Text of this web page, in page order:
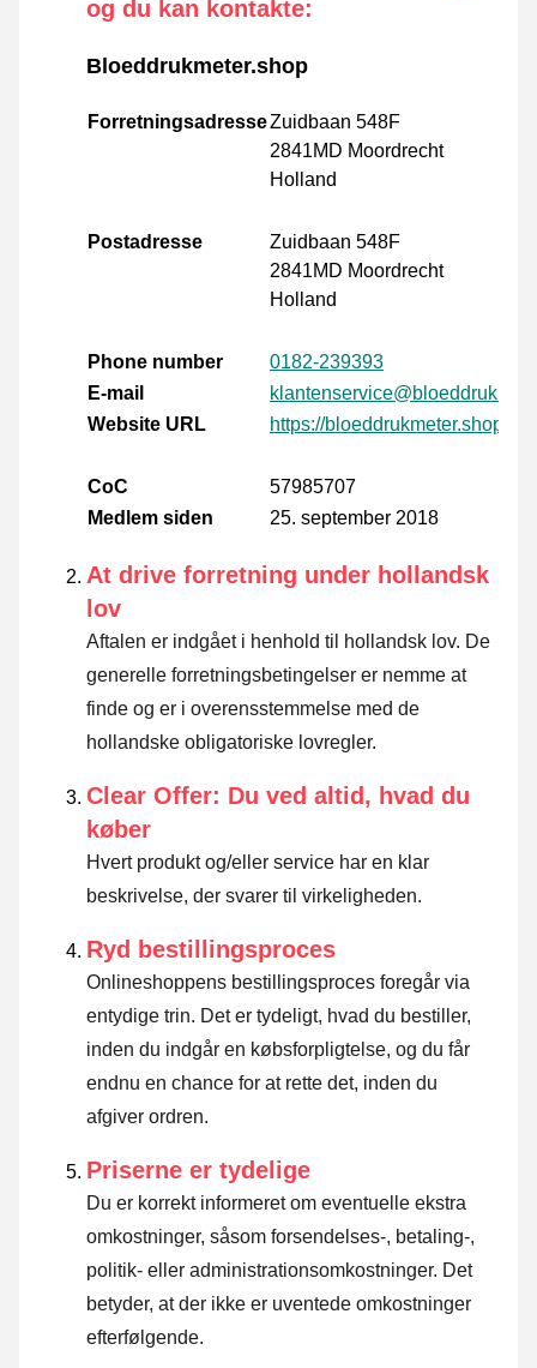
og du kan kontakte:
Bloeddrukmeter.shop
ForretningsadresseZuidbaan 548F
2841MD Moordrecht
Holland
Postadresse
Zuidbaan 548F
2841MD Moordrecht
Holland
Phone number
0182-239393
E-mail
Website URL
https://bloeddrukmeter.shop
CoC
57985707
Medlem siden
25. september 2018
At drive forretning under hollandsk
lov
Aftalen er indgået i henhold til hollandsk lov. De
generelle forretningsbetingelser er nemme at
finde og er i overensstemmelse med de
hollandske obligatoriske lovregler.
Clear Offer: Du ved altid, hvad du
køber
Hvert produkt og/eller service har en klar
beskrivelse, der svarer til virkeligheden.
Ryd bestillingsproces
Onlineshoppens bestillingsproces foregår via
entydige trin. Det er tydeligt, hvad du bestiller,
inden du indgår en købsforpligtelse, og du får
endnu en chance for at rette det, inden du
afgiver ordren.
Priserne er tydelige
Du er korrekt informeret om eventuelle ekstra
omkostninger, såsom forsendelses-, betaling-,
politik- eller administrationsomkostninger. Det
betyder, at der ikke er uventede omkostninger
efterfølgende.